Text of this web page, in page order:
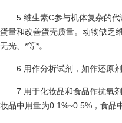
5.维生素C参与机体复杂的
蛋量和改善蛋壳质量。动物缺乏
无光、*等*。
6.用作分析试剂，如作还原
7.用于化妆品和食品作抗氧
妆品中用量为0.1%~0.5%，食品